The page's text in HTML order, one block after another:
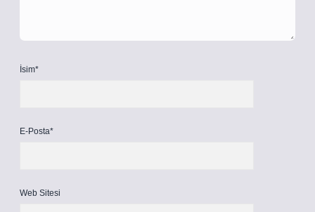
İsim*
E-Posta*
Web Sitesi